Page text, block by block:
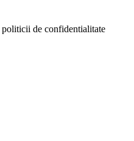
politicii de confidentialitate